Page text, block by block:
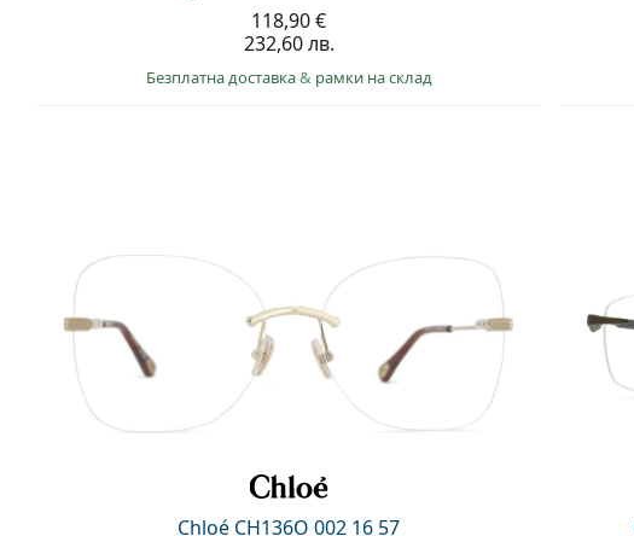
118,90 €
232,60 лв.
Безплатна доставка& рамки на склад
Chloé CH136O 002 16 57